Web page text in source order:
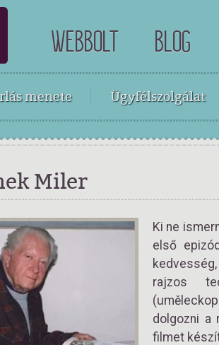
WEBBOLT BLOG
menete Ügyfélszolgálat
Miler
Ki ne
első
rajzos
dolgozni a
filmet